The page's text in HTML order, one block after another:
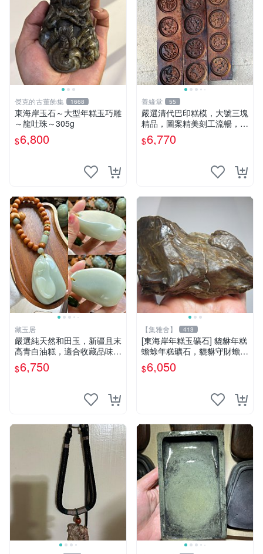
傑克的古董飾集 1668
東海岸玉石～大型年糕玉巧雕
～龍吐珠～305g
$6,800
善緣堂 55
嚴選清代巴印糕模，大號三塊
精品，圖案精美刻工流暢，小
裂蟲蛀瑕疵如實見圖，真誠奉
送愛好收藏家。清代 糕模 巴
$6,770
藏玉居
嚴選純天然和田玉，新疆且末
高青白油糕，適合收藏品味珍
品 白玉 玉器 油糕
$6,750
【集雅舍】 413
[東海岸年糕玉礦石] 貔貅年糕
蟾蜍年糕礦石，貔貅守財蟾蜍
富，年糕如玉富贵來，主富貴
如意福壽康寧大吉!重520公克
$6,050